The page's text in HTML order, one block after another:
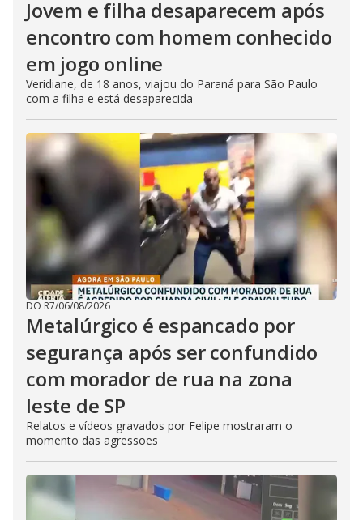
Jovem e filha desaparecem após
encontro com homem conhecido
em jogo online
Veridiane, de 18 anos, viajou do Paraná para São Paulo
com a filha e está desaparecida
DO R7/06/08/2026
Metalúrgico é espancado por
segurança após ser confundido
com morador de rua na zona
leste de SP
Relatos e vídeos gravados por Felipe mostraram o
momento das agressões